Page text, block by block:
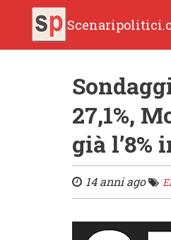
27,1%,
già
14 anni ago